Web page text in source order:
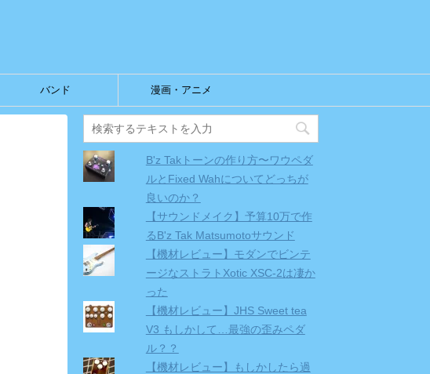
バンド 漫画・アニメ
B'z Takトーンの作り方〜ワウペダ
ルとFixed Wahについてどっちが
良いのか？
【サウンドメイク】予算10万で作
るB'z Tak Matsumotoサウンド
【機材レビュー】モダンでビンテ
ージなストラトXotic XSC-2は凄か
った
【機材レビュー】JHS Sweet tea
V3 もしかして…最強の歪みペダ
ル？？
【機材レビュー】もしかしたら過